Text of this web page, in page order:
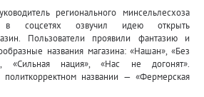
регионального минсельлесхоза
в соцсетях озвучил идею открыть
Пользователи проявили фантазию и
названия магазина: «Нашан», «Без
«Сильная нация», «Нас не догонят».
названии — «Фермерская